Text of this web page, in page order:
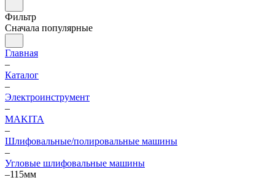
Фильтр
Сначала популярные
Главная
–
Каталог
–
Электроинструмент
–
МAKITA
–
Шлифовальные/полировальные машины
–
Угловые шлифовальные машины
–115мм